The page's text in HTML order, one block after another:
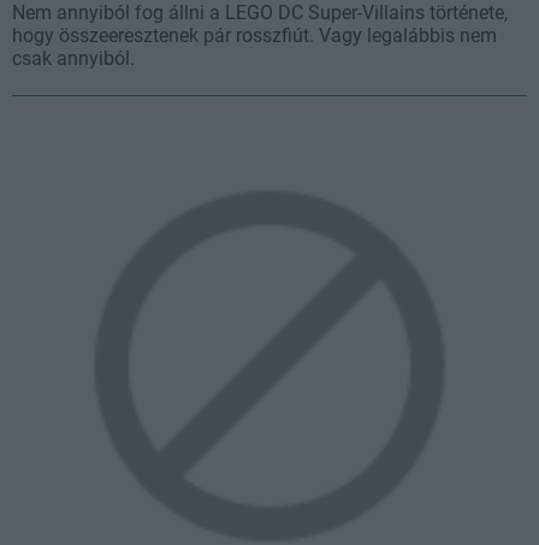
Nem annyiból fog állni a LEGO DC Super-Villains története,
hogy összeeresztenek pár rosszfiút. Vagy legalábbis nem
csak annyiból.